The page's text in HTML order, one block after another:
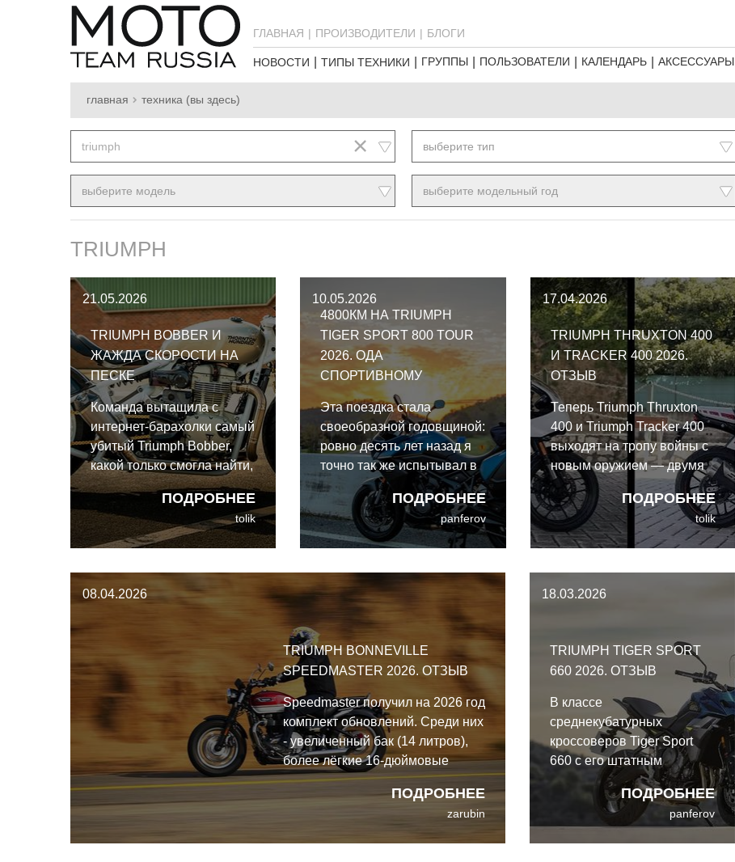
ГЛАВНАЯ ПРОИЗВОДИТЕЛИ БЛОГИ
НОВОСТИ ТИПЫ ТЕХНИКИ ГРУППЫ ПОЛЬЗОВАТЕЛИ КАЛЕНДАРЬ АКСЕССУАРЫ
главная техника (вы здесь)
×
triumph выберите тип
выберите модель выберите модельный год
TRIUMPH
21.05.2026
TRIUMPH BOBBER И
ЖАЖДА СКОРОСТИ НА
ПЕСКЕ
ПОДРОБНЕЕ
Команда вытащила с
интернет-барахолки самый
убитый Triumph Bobber,
какой только смогла найти,
— аварийный мотоцикл с
разрушенным двигателем
и дырой в картере,
достаточной, чтобы
приступила к постройке
оружия для сухопутных
tolik
10.05.2026
4800КМ НА TRIUMPH
TIGER SPORT 800 TOUR
2026. ОДА
СПОРТИВНОМУ
ТУРИЗМУ
ПОДРОБНЕЕ
Эта поездка стала
своеобразной годовщиной:
ровно десять лет назад я
точно так же испытывал в
дальнобое другую модель
Triumph. Но если тогда
доказывалась сама
возможность кайфового
мотоцикле, то теперь
сценарий перевернулся.
panferov
17.04.2026
TRIUMPH THRUXTON 400
И TRACKER 400 2026.
ОТЗЫВ
ПОДРОБНЕЕ
Теперь Triumph Thruxton
400 и Triumph Tracker 400
выходят на тропу войны с
новым оружием — двумя
свежими моделями в
линейке 400 куб.см.
tolik
08.04.2026
TRIUMPH BONNEVILLE
SPEEDMASTER 2026. ОТЗЫВ
ПОДРОБНЕЕ
Speedmaster получил на 2026 год
комплект обновлений. Среди них
- увеличенный бак (14 литров),
более лёгкие 16-дюймовые
колёса из алюминия и, как и на
всех современных классиках
zarubin
18.03.2026
TRIUMPH TIGER SPORT
660 2026. ОТЗЫВ
ПОДРОБНЕЕ
В классе
среднекубатурных
кроссоверов Tiger Sport
660 с его штатным
оснащением и
характеристиками
выглядит отличным
panferov